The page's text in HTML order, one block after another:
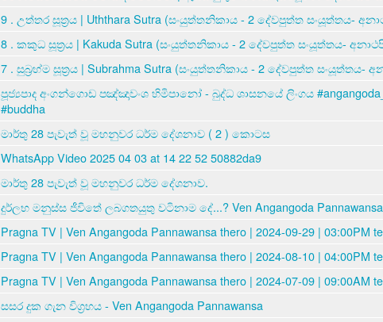
9 . උත්තර සූත්‍රය | Uththara Sutra (සංයුත්තනිකාය - 2 දේවපුත්ත සංයූත්තය-
8 . කකුධ සූත්‍රය | Kakuda Sutra (සංයුත්තනිකාය - 2 දේවපුත්ත සංයූත්තය-
7 . සුබ්‍රහ්ම සූත්‍රය | Subrahma Sutra (සංයුත්තනිකාය - 2 දේවපුත්ත සංයූත්තය-
පූජ්‍යපාද අංගන්ගොඩ පඤ්ඤාවංශ හිමිපානෝ - බුද්ධ ශාසනයේ ලිංගය
#buddha
මාර්තු 28 පැවැත් වූ මහනුවර ධර්ම දේශනාව ( 2 ) කොටස
WhatsApp Video 2025 04 03 at 14 22 52 50882da9
මාර්තු 28 පැවැත් වූ මහනුවර ධර්ම දේශනාව.
දුර්ලභ මනුස්ස ජීවිතේ ලබගතයුතු වටිනාම දේ...? Ven Angangoda
Pragna TV | Ven Angangoda Pannawansa thero | 2024-09-29 | 03:00PM
Pragna TV | Ven Angangoda Pannawansa thero | 2024-08-10 | 04:00PM
Pragna TV | Ven Angangoda Pannawansa thero | 2024-07-09 | 09:00AM
සසර දුක ගැන විග්‍රහය - Ven Angangoda Pannawansa